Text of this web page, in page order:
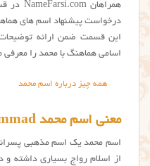
همراهان NameFarsi.com در قسمت نظرات و
درخواست پیشنهاد اسم های
این قسمت ضمن ارائه
اسامی هماهنگ با محمد را معرفی
همه چیز درباره اسم محمد
معنی اسم محمد Muhammad
اسم محمد یک اسم مذهبی
از اسلام رواج بسیاری داشته و